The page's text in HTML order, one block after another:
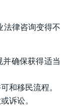
法律咨询变得不
确保获得适当
和移民流程。
诉讼。